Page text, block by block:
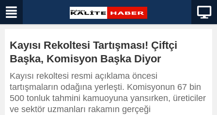
Kayısı Rekoltesi Tartışması! Çiftçi
Başka, Komisyon Başka Diyor
Kayısı rekoltesi resmi açıklama öncesi
tartışmaların odağına yerleşti. Komisyonun 67 bin
500 tonluk tahmini kamuoyuna yansırken, üreticiler
ve sektör uzmanları rakamın gerçeği